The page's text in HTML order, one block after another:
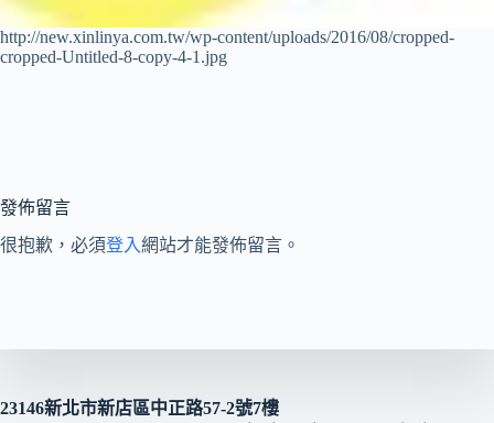
http://new.xinlinya.com.tw/wp-content/uploads/2016/08/cropped-
cropped-Untitled-8-copy-4-1.jpg
發佈留言
很抱歉，必須登入網站才能發佈留言。
23146新北市新店區中正路57-2號7樓